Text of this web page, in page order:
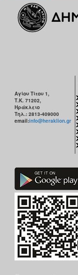
Αγίου Τίτου 1,
Τ.Κ. 71202,
Ηράκλειο
Τηλ.: 2813-409000
email:info@heraklion.gr